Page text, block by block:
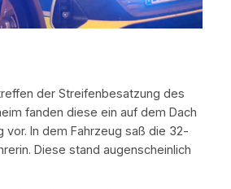
der Streifenbesatzung des
fanden diese ein auf dem Dach
vor. In dem Fahrzeug saß die 32-
Diese stand augenscheinlich